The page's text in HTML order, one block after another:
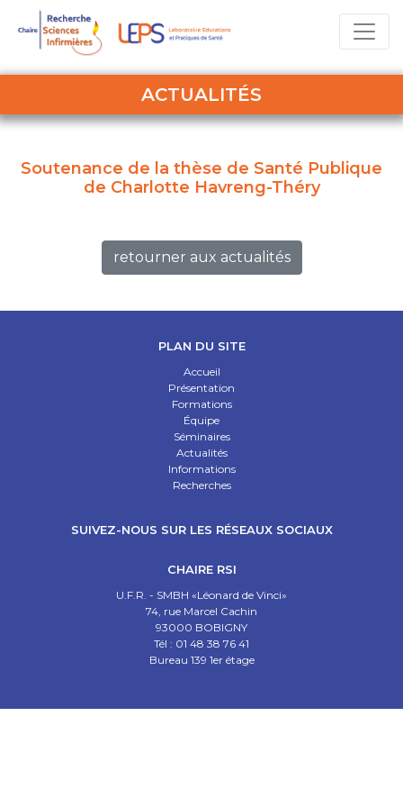
ACTUALITÉS
Soutenance de la thèse de Santé Publique
de Charlotte Havreng-Théry
retourner aux actualités
PLAN DU SITE
Accueil
Présentation
Formations
Équipe
Séminaires
Actualités
Informations
Recherches
SUIVEZ-NOUS SUR LES RÉSEAUX SOCIAUX
CHAIRE RSI
U.F.R. - SMBH «Léonard de Vinci»
74, rue Marcel Cachin
93000 BOBIGNY
Tél : 01 48 38 76 41
Bureau 139 1er étage